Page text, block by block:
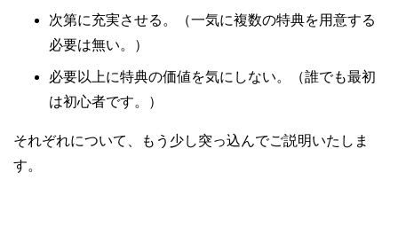
次第に充実させる。（一気に複数の特典を用意する
必要は無い。）
必要以上に特典の価値を気にしない。（誰でも最初
は初心者です。）
それぞれについて、もう少し突っ込んでご説明いたしま
す。